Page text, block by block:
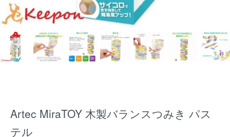
Artec MiraTOY 木製バランスつみき パス
テル